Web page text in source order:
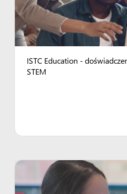
ISTC Education -
STEM